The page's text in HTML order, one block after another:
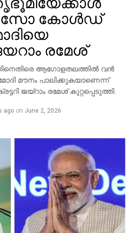
സോ കോള്‍ഡ്
രമേശ്
ആഗോളതലത്തില്‍ വന്‍
മൗനം പാലിക്കുകയാണെന്ന്
ജയ്റാം രമേശ് കുറ്റപ്പെടുത്തി.
ago on June 2, 2026